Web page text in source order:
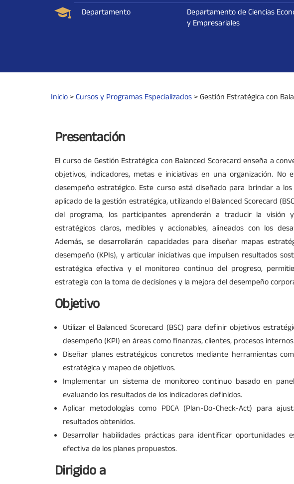
Departamento
Departamento de Ciencias
y Empresariales
Inicio>Cursos y Programas Especializados>Gestión Estratégica con
Presentación
El curso de Gestión Estratégica con Balanced Scorecard enseña a
objetivos, indicadores, metas e iniciativas en una organización. No
desempeño estratégico. Este curso está diseñado para brindar a
aplicado de la gestión estratégica, utilizando el Balanced Scorecard
del programa, los participantes aprenderán a traducir la visión
estratégicos claros, medibles y accionables, alineados con los
Además, se desarrollarán capacidades para diseñar mapas
desempeño (KPIs), y articular iniciativas que impulsen resultados
estratégica efectiva y el monitoreo continuo del progreso,
estrategia con la toma de decisiones y la mejora del desempeño
Objetivo
Utilizar el Balanced Scorecard (BSC) para definir objetivos
desempeño (KPI) en áreas como finanzas, clientes, procesos
Diseñar planes estratégicos concretos mediante herramientas
estratégica y mapeo de objetivos.
Implementar un sistema de monitoreo continuo basado en
evaluando los resultados de los indicadores definidos.
Aplicar metodologías como PDCA (Plan-Do-Check-Act) para
resultados obtenidos.
Desarrollar habilidades prácticas para identificar oportunidades
efectiva de los planes propuestos.
Dirigido a